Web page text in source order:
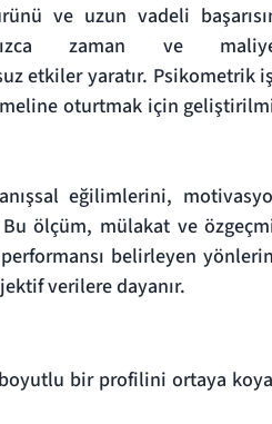
ve uzun vadeli
zaman ve
etkiler yaratır. Psikometrik
oturtmak için
eğilimlerini,
ölçüm, mülakat ve
belirleyen
verilere dayanır.
bir profilini ortaya